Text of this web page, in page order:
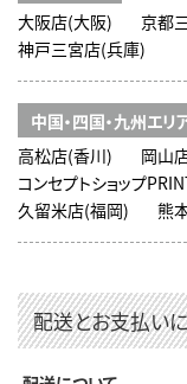
大阪店(大阪)
京都
神戸三宮店(兵庫)
中国・四国・九州エリ
高松店(香川)
岡山
コンセプトショップ
久留米店(福岡)
熊
配送とお支払い